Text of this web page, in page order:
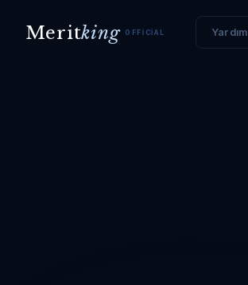
Meritking OFFICIAL Yardım